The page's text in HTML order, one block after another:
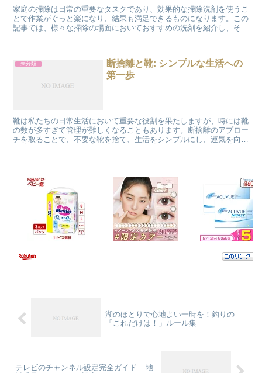
家庭の掃除は日常の重要なタスクであり、効果的な掃除洗剤を使うこ
とで作業がぐっと楽になり、結果も満足できるものになります。この
記事では、様々な掃除の場面においておすすめの洗剤を紹介し、それ
未分類
断捨離と靴: シンプルな生活への
第一歩
靴は私たちの日常生活において重要な役割を果たしますが、時には靴
の数が多すぎて管理が難しくなることもあります。断捨離のアプロー
チを取ることで、不要な靴を捨て、生活をシンプルにし、運気を向上
湖のほとりで心地よい一時を！釣りの
「これだけは！」ルール集
テレビのチャンネル設定完全ガイド – 地